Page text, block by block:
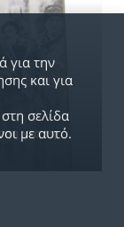
για τη
για την
και για
σελίδα
με αυτό.